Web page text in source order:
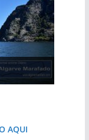
símbolo
AQUI